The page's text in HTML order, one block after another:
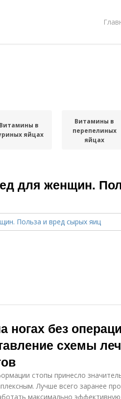
Витамины в
яйцах
Витамины в
перепелиных
яйцах
для женщин.
ногах без
схемы
стопы принесло
Лучше всего заранее
максимально эффективную